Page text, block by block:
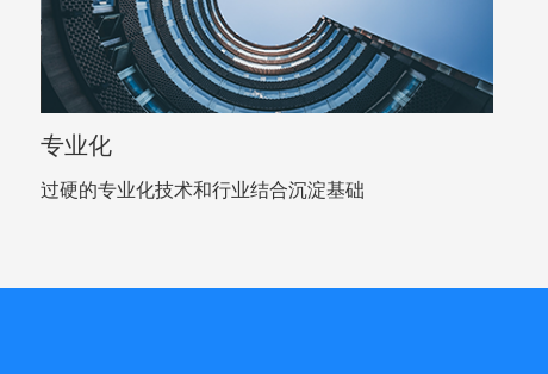
专业化
过硬的专业化技术和行业结合沉淀基础